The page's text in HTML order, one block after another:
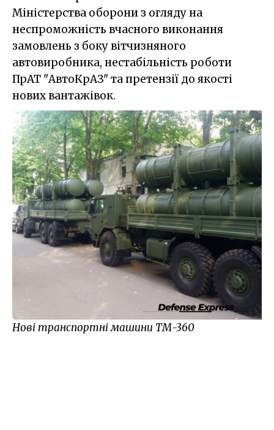
Міністерства оборони з огляду на
неспроможність вчасного виконання
замовлень з боку вітчизняного
автовиробника, нестабільність роботи
ПрАТ "АвтоКрАЗ" та претензії до якості
нових вантажівок.
Нові транспортні машини ТМ-360